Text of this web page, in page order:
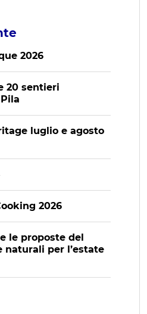
2026
20 sentieri
luglio e agosto
2026
le proposte del
naturali per l’estate